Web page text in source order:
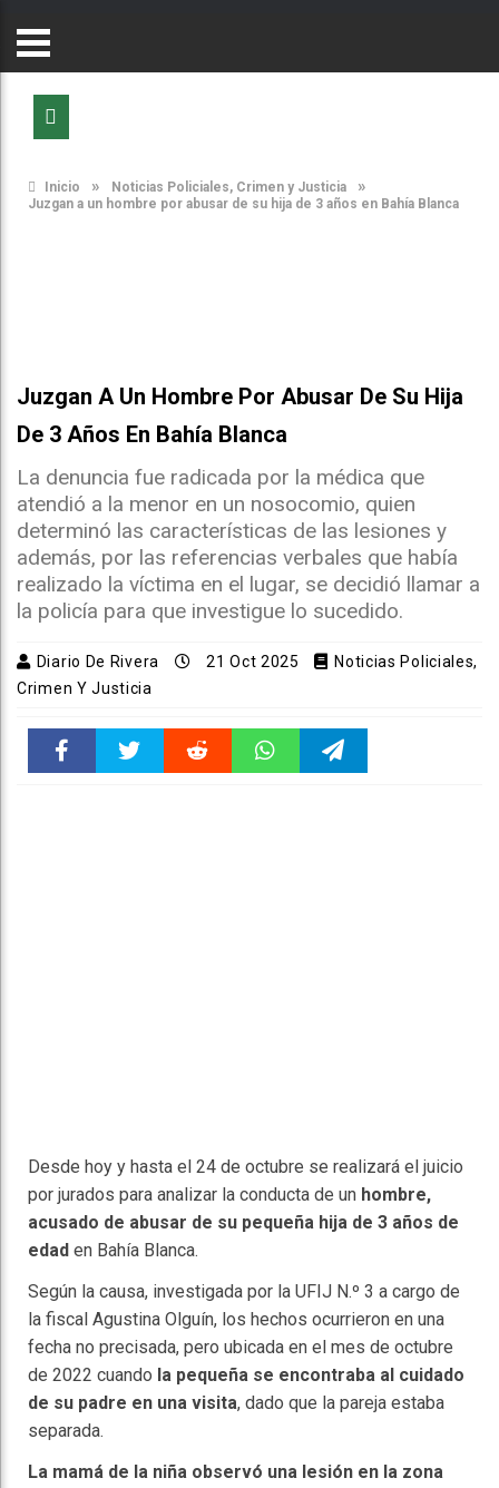
Inicio » Noticias Policiales, Crimen y Justicia »
Juzgan a un hombre por abusar de su hija de 3 años en Bahía Blanca
Juzgan A Un Hombre Por Abusar De Su Hija
De 3 Años En Bahía Blanca
La denuncia fue radicada por la médica que
atendió a la menor en un nosocomio, quien
determinó las características de las lesiones y
además, por las referencias verbales que había
realizado la víctima en el lugar, se decidió llamar a
la policía para que investigue lo sucedido.
Diario De Rivera 21 Oct 2025
Noticias Policiales,
Crimen Y Justicia
Desde hoy y hasta el 24 de octubre se realizará el juicio
por jurados para analizar la conducta de un hombre,
acusado de abusar de su pequeña hija de 3 años de
edad en Bahía Blanca.
Según la causa, investigada por la UFIJ N.º 3 a cargo de
la fiscal Agustina Olguín, los hechos ocurrieron en una
fecha no precisada, pero ubicada en el mes de octubre
de 2022 cuando la pequeña se encontraba al cuidado
de su padre en una visita, dado que la pareja estaba
separada.
La mamá de la niña observó una lesión en la zona